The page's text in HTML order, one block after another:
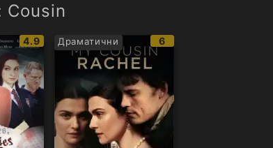
Cousin
IMDb
рейтинг:
4.9 Драматични
IMDb
6